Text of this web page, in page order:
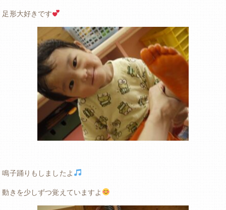
足形大好きです
鳴子踊りもしましたよ
動きを少しずつ覚えていますよ